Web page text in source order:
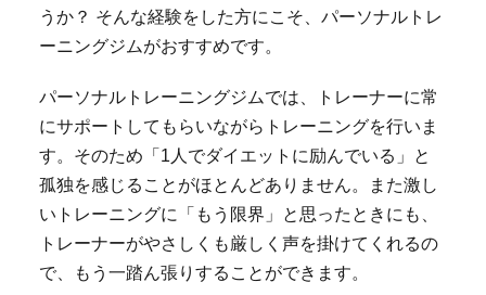
うか？ そんな経験をした方にこそ、パーソナルトレ
ーニングジムがおすすめです。
パーソナルトレーニングジムでは、トレーナーに常
にサポートしてもらいながらトレーニングを行いま
す。そのため「1人でダイエットに励んでいる」と
孤独を感じることがほとんどありません。また激し
いトレーニングに「もう限界」と思ったときにも、
トレーナーがやさしくも厳しく声を掛けてくれるの
で、もう一踏ん張りすることができます。